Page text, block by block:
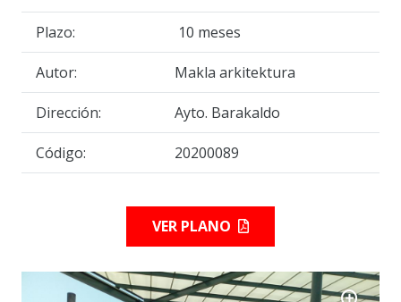
Plazo: 10 meses
Autor: Makla arkitektura
Dirección: Ayto. Barakaldo
Código: 20200089
VER PLANO